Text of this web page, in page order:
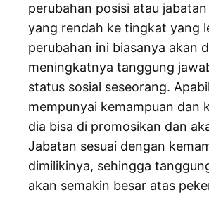
perubahan posisi atau
yang rendah ke tingkat yang
perubahan ini biasanya akan
meningkatnya tanggung
status sosial seseorang.
mempunyai kemampuan dan
dia bisa di promosikan dan
Jabatan sesuai dengan
dimilikinya, sehingga
akan semakin besar atas